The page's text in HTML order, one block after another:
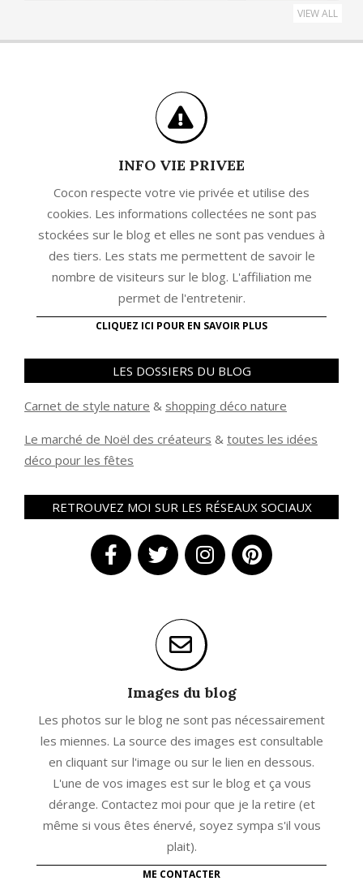
VIEW ALL
INFO VIE PRIVEE
Cocon respecte votre vie privée et utilise des
cookies. Les informations collectées ne sont pas
stockées sur le blog et elles ne sont pas vendues à
des tiers. Les stats me permettent de savoir le
nombre de visiteurs sur le blog. L'affiliation me
permet de l'entretenir.
CLIQUEZ ICI POUR EN SAVOIR PLUS
LES DOSSIERS DU BLOG
Carnet de style nature & shopping déco nature
Le marché de Noël des créateurs & toutes les idées
déco pour les fêtes
RETROUVEZ MOI SUR LES RÉSEAUX SOCIAUX
Images du blog
Les photos sur le blog ne sont pas nécessairement
les miennes. La source des images est consultable
en cliquant sur l'image ou sur le lien en dessous.
L'une de vos images est sur le blog et ça vous
dérange. Contactez moi pour que je la retire (et
même si vous êtes énervé, soyez sympa s'il vous
plait).
ME CONTACTER